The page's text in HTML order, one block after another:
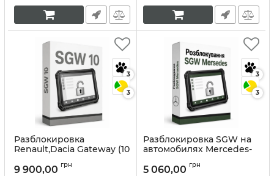
3
3
Разблокировка
Renault,Dacia Gateway (10
Артикул:10397
9 900,00 грн
3
3
Разблокировка SGW на
автомобилях Mercedes-
Артикул:10396
5 060,00 грн